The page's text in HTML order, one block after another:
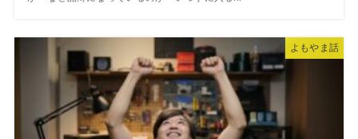
よもやま話